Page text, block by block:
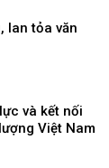
lan tỏa văn
và kết nối
Việt Nam